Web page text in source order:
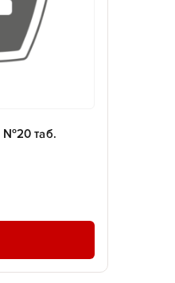
№20 таб.